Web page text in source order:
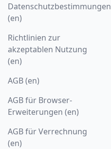
Datenschutzbestimmungen
(en)
Richtlinien zur
akzeptablen Nutzung
(en)
AGB (en)
AGB für Browser-
Erweiterungen (en)
AGB für Verrechnung
(en)